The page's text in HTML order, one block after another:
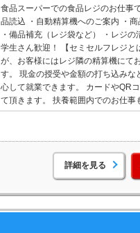
食品スーパーでの食品レジのお仕事
品読込 ・自動精算機へのご案内 ・
・備品補充（レジ袋など） ・レジ
学生さん歓迎！ 【セミセルフレジと
が、お客様にはレジ隣の精算機にて
す。 現金の授受や金額の打ち込みな
心して就業できます。 カードやQR
て頂きます。 扶養範囲内でのお仕事
詳細を見る